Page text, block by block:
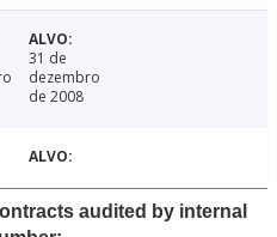
31 de
dezembro
de 2008
audited by internal